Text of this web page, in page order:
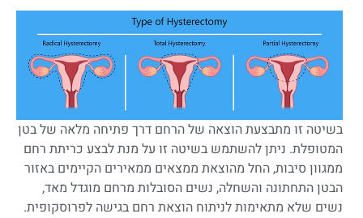
בשיטה זו מתבצעת הוצאה של הרחם דרך פתיחה מלאה של בטן
המטופלת. ניתן להשתמש בשיטה זו על מנת לבצע כריתת רחם
ממגוון סיבות, החל מהוצאת ממצאים ממאירים הקיימים באזור
הבטן התחתונה והשחלה, נשים הסובלות מרחם מוגדל מאד,
נשים שלא מתאימות לניתוח הוצאת רחם בגישה לפרוסקופית.